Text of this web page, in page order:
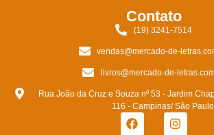
Contato
(19) 3241-7514
vendas@mercado-de-
livros@mercado-de-
Rua João da Cruz e Souza nº 53 - Jardim
116 - Campinas/ São Paulo